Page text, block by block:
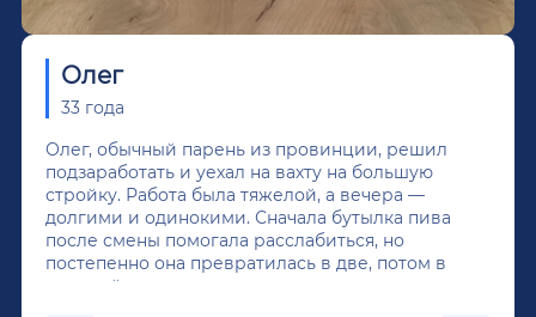
Олег
33 года
Олег, обычный парень из провинции, решил
подзаработать и уехал на вахту на большую
стройку. Работа была тяжелой, а вечера —
долгими и одинокими. Сначала бутылка пива
после смены помогала расслабиться, но
постепенно она превратилась в две, потом в
крепкий алкоголь, и вот он уже пил почти